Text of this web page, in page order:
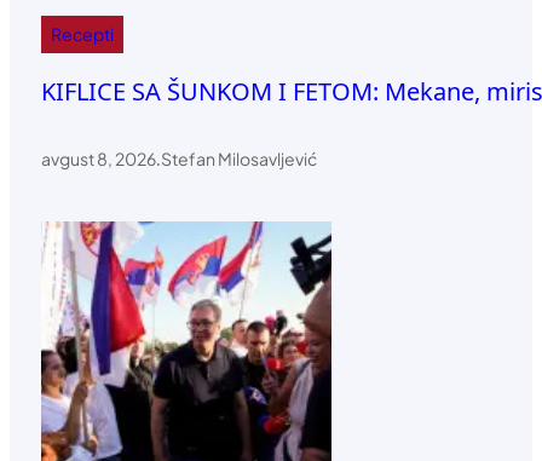
Recepti
KIFLICE SA ŠUNKOM I FETOM: Mekane,
avgust 8, 2026.Stefan Milosavljević